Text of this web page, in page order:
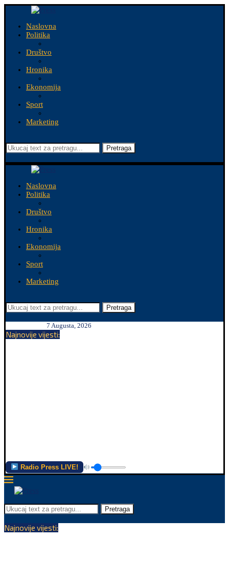
Naslovna
Politika
Društvo
Hronika
Ekonomija
Sport
Marketing
Pretraga
Naslovna
Politika
Društvo
Hronika
Ekonomija
Sport
Marketing
Pretraga
7 Augusta, 2026
Najnovije vijesti:
Radio Press LIVE!
Pretraga
Najnovije vijesti: